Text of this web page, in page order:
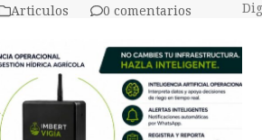
Articulos 0 comentarios